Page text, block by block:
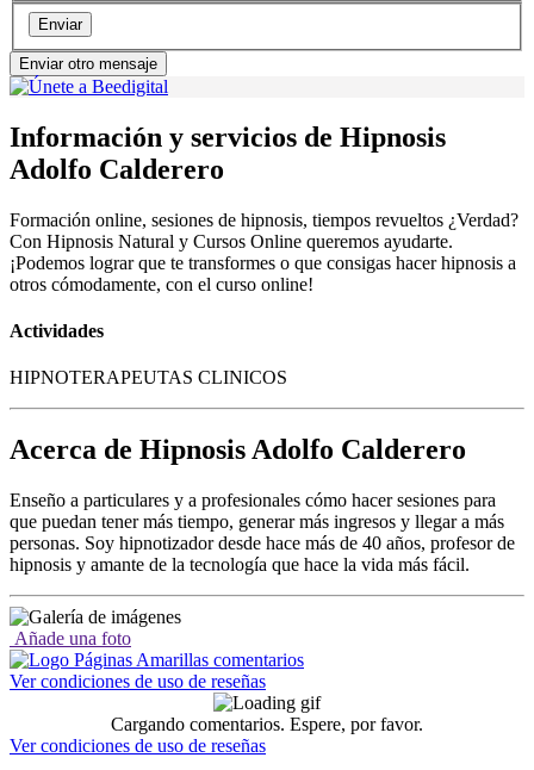
Enviar
Enviar otro mensaje
Información y servicios de Hipnosis
Adolfo Calderero
Formación online, sesiones de hipnosis, tiempos revueltos ¿Verdad?
Con Hipnosis Natural y Cursos Online queremos ayudarte.
¡Podemos lograr que te transformes o que consigas hacer hipnosis a
otros cómodamente, con el curso online!
Actividades
HIPNOTERAPEUTAS CLINICOS
Acerca de Hipnosis Adolfo Calderero
Enseño a particulares y a profesionales cómo hacer sesiones para
que puedan tener más tiempo, generar más ingresos y llegar a más
personas. Soy hipnotizador desde hace más de 40 años, profesor de
hipnosis y amante de la tecnología que hace la vida más fácil.
Añade una foto
Ver condiciones de uso de reseñas
Cargando comentarios. Espere, por favor.
Ver condiciones de uso de reseñas